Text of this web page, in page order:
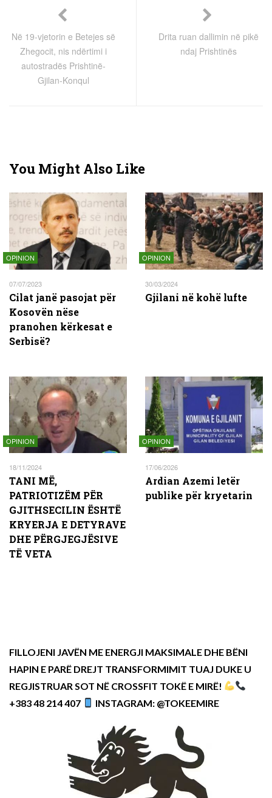
Në 19-vjetorin e Betejes së
Zhegocit, nis ndërtimi i
autostradës Prishtinë-
Gjilan-Konqul
Drita ruan dallimin në pikë
ndaj Prishtinës
You Might Also Like
OPINION
07/07/2023
Cilat janë pasojat për
Kosovën nëse
pranohen kërkesat e
Serbisë?
OPINION
30/03/2024
Gjilani në kohë lufte
OPINION
18/11/2024
TANI MË,
PATRIOTIZËM PËR
GJITHSECILIN ËSHTË
KRYERJA E DETYRAVE
DHE PËRGJEGJËSIVE
TË VETA
OPINION
17/06/2026
Ardian Azemi letër
publike për kryetarin
FILLOJENI JAVËN ME ENERGJI MAKSIMALE DHE BËNI
HAPIN E PARË DREJT TRANSFORMIMIT TUAJ DUKE U
REGJISTRUAR SOT NË CROSSFIT TOKË E MIRË!
+383 48 214 407
INSTAGRAM: @TOKEEMIRE